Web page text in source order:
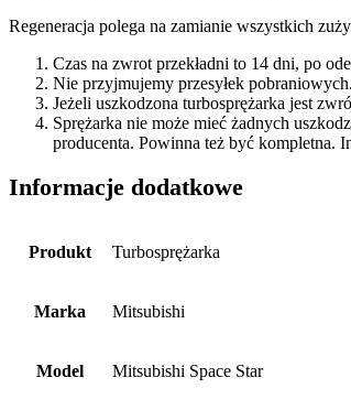
Regeneracja polega na zamianie wszystkich
Czas na zwrot przekładni to 14 dni, po
Nie przyjmujemy przesyłek pobraniowych.
Jeżeli uszkodzona turbosprężarka jest
Sprężarka nie może mieć żadnych
producenta. Powinna też być kompletna.
Informacje dodatkowe
Produkt Turbosprężarka
Marka Mitsubishi
Model Mitsubishi Space Star